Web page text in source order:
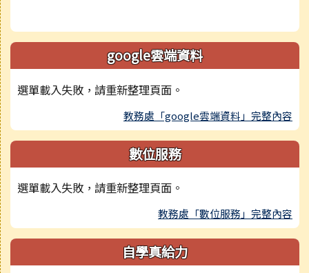
google雲端資料
選單載入失敗，請重新整理頁面。
教務處「google雲端資料」完整內容
數位服務
選單載入失敗，請重新整理頁面。
教務處「數位服務」完整內容
自學真給力